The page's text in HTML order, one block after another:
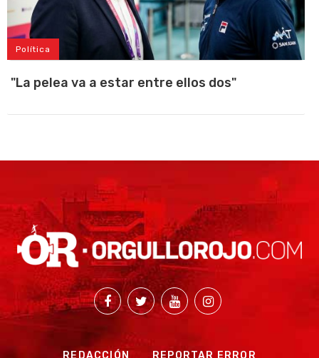
Política
"La pelea va a estar entre ellos dos"
REDACCIÓN REPORTAR ERROR